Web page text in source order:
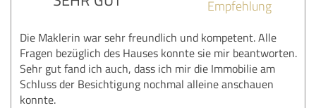
Empfehlung
Die Maklerin war sehr freundlich und kompetent. Alle
Fragen bezüglich des Hauses konnte sie mir beantworten.
Sehr gut fand ich auch, dass ich mir die Immobilie am
Schluss der Besichtigung nochmal alleine anschauen
konnte.